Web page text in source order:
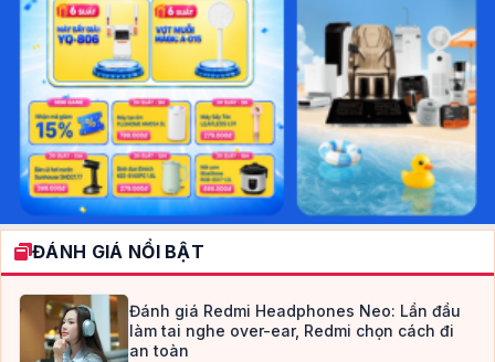
ĐÁNH GIÁ NỔI BẬT
Đánh giá Redmi Headphones Neo: Lần đầu
làm tai nghe over-ear, Redmi chọn cách đi
an toàn